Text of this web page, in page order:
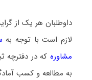
داوطلبان هر یک از
لازم است با توجه به
مشاوره
به مطالعه و کسب